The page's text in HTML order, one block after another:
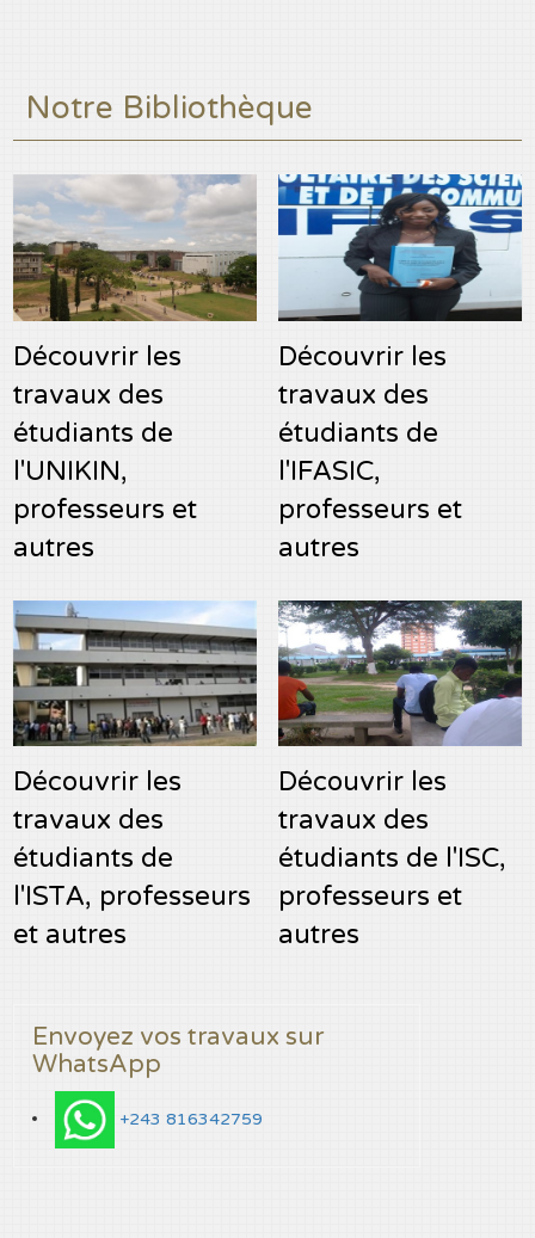
Notre Bibliothèque
Découvrir les
travaux des
étudiants de
l'UNIKIN,
professeurs et
autres
Découvrir les
travaux des
étudiants de
l'IFASIC,
professeurs et
autres
Découvrir les
travaux des
étudiants de
l'ISTA, professeurs
et autres
Découvrir les
travaux des
étudiants de l'ISC,
professeurs et
autres
Envoyez vos travaux sur
WhatsApp
+243 816342759